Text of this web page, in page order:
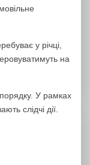
у річці,
на
У рамках
слідчі дії.